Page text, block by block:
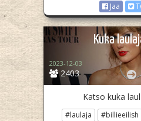
Jaa
Kuka
2403
2023-12-03
Katso kuka
#laulaja #billieeilish